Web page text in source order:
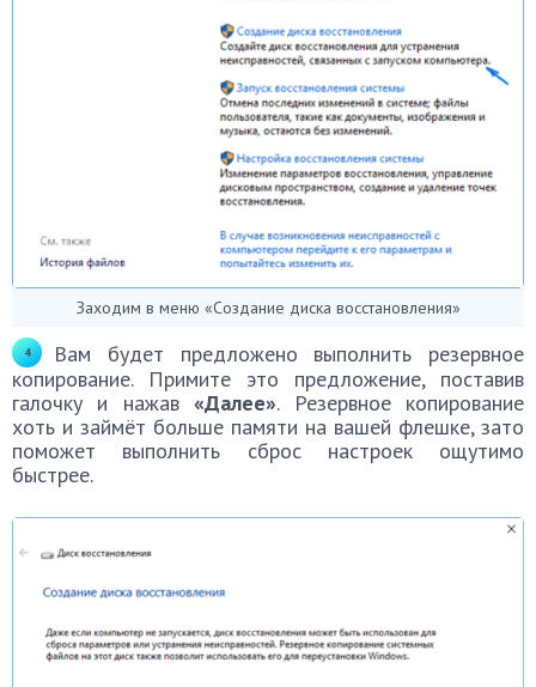
Заходим в меню «Создание диска восстановления»
Вам будет предложено выполнить резервное
копирование. Примите это предложение, поставив
галочку и нажав«Далее». Резервное копирование
хоть и займёт больше памяти на вашей флешке, зато
поможет выполнить сброс настроек ощутимо
быстрее.